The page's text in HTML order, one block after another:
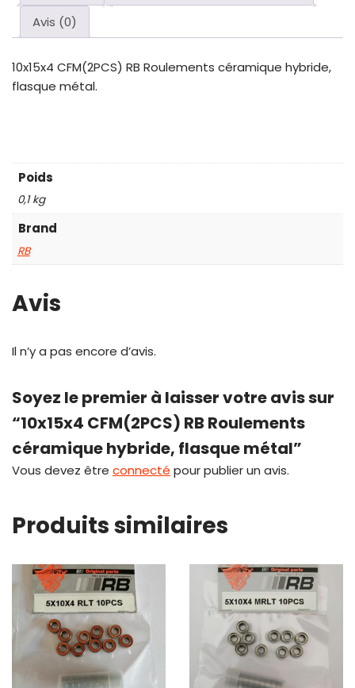
Avis (0)
10x15x4 CFM(2PCS) RB Roulements céramique hybride,
flasque métal.
Poids
0,1 kg
Brand
RB
Avis
Il n’y a pas encore d’avis.
Soyez le premier à laisser votre avis sur
“10x15x4 CFM(2PCS) RB Roulements
céramique hybride, flasque métal”
Vous devez être connecté pour publier un avis.
Produits similaires